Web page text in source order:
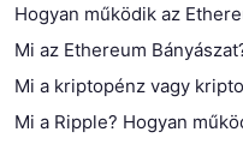
Hogyan működik az
Mi az Ethereum
Mi a kriptopénz vagy
Mi a Ripple? Hogyan